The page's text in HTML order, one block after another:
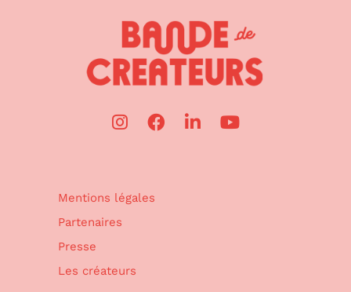
Mentions légales
Partenaires
Presse
Les créateurs